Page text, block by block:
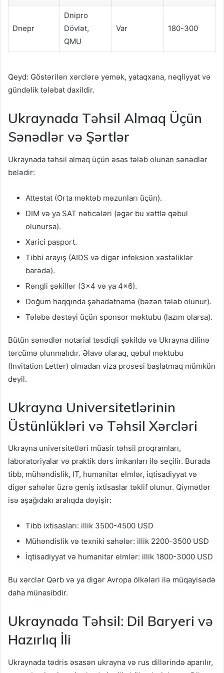
Dnepr
Dnipro
Dövlət,
QMU
Var 180-300
Qeyd: Göstərilən xərclərə yemək, yataqxana, nəqliyyat və
gündəlik tələbat daxildir.
Ukraynada Təhsil Almaq Üçün
Sənədlər və Şərtlər
Ukraynada təhsil almaq üçün əsas tələb olunan sənədlər
belədir:
Attestat (Orta məktəb məzunları üçün).
DIM və ya SAT nəticələri (əgər bu xəttlə qəbul
olunursa).
Xarici pasport.
Tibbi arayış (AIDS və digər infeksion xəstəliklər
barədə).
Rəngli şəkillər (3×4 və ya 4×6).
Doğum haqqında şəhadətnamə (bəzən tələb olunur).
Tələbə dəstəyi üçün sponsor məktubu (lazım olarsa).
Bütün sənədlər notarial təsdiqli şəkildə və Ukrayna dilinə
tərcümə olunmalıdır. Əlavə olaraq, qəbul məktubu
(Invitation Letter) olmadan viza prosesi başlatmaq mümkün
deyil.
Ukrayna Universitetlərinin
Üstünlükləri və Təhsil Xərcləri
Ukrayna universitetləri müasir təhsil proqramları,
laboratoriyalar və praktik dərs imkanları ilə seçilir. Burada
tibb, mühəndislik, IT, humanitar elmlər, iqtisadiyyat və
digər sahələr üzrə geniş ixtisaslar təklif olunur. Qiymətlər
isə aşağıdakı aralıqda dəyişir:
Tibb ixtisasları: illik 3500-4500 USD
Mühəndislik və texniki sahələr: illik 2200-3500 USD
İqtisadiyyat və humanitar elmlər: illik 1800-3000 USD
Bu xərclər Qərb və ya digər Avropa ölkələri ilə müqayisədə
daha münasibdir.
Ukraynada Təhsil: Dil Baryeri və
Hazırlıq İli
Ukraynada tədris əsasən ukrayna və rus dillərində aparılır,